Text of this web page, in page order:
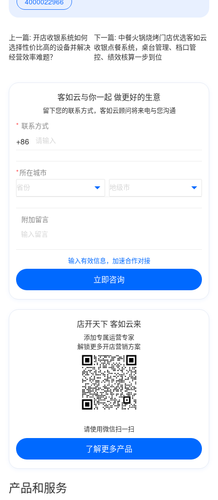
上一篇: 开店收银系统如何
选择性价比高的设备并解决
经营效率难题？
下一篇: 中餐火锅烧烤门店优选客如云
收银点餐系统，桌台管理、档口管
控、绩效核算一步到位
客如云与你一起 做更好的生意
留下您的联系方式，客如云顾问将来电与您沟通
* 联系方式
+86
*所在城市
附加留言
输入有效信息，加速合作对接
立即咨询
店开天下 客如云来
添加专属运营专家
解锁更多开店营销方案
请使用微信扫一扫
了解更多产品
产品和服务